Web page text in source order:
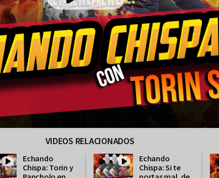
VIDEOS RELACIONADOS
Echando
Chispa: Torin y
Echando
Chispa: Si te